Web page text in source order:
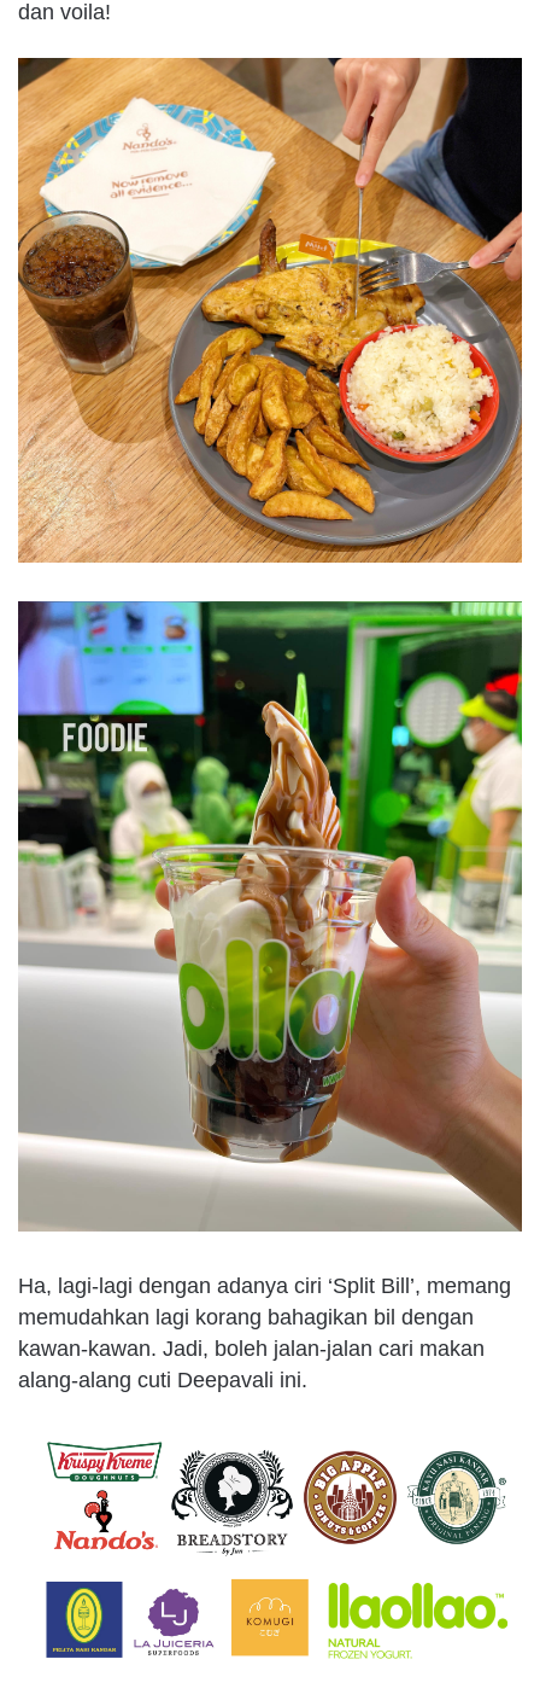
dan voila!
Ha, lagi-lagi dengan adanya ciri ‘Split Bill’, memang
memudahkan lagi korang bahagikan bil dengan
kawan-kawan. Jadi, boleh jalan-jalan cari makan
alang-alang cuti Deepavali ini.